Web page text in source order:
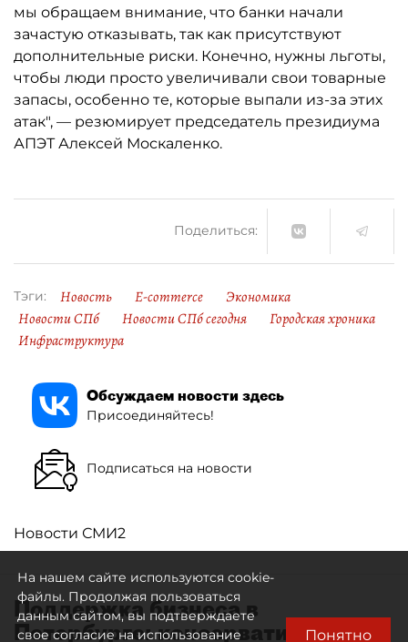
мы обращаем внимание, что банки начали
зачастую отказывать, так как присутствуют
дополнительные риски. Конечно, нужны льготы,
чтобы люди просто увеличивали свои товарные
запасы, особенно те, которые выпали из-за этих
атак", — резюмирует председатель президиума
АПЭТ Алексей Москаленко.
Поделиться:
Тэги: Новость E-commerce
Экономика
Новости СПб
Новости СПб сегодня
Городская хроника
Инфраструктура
Обсуждаем новости здесь
Присоединяйтесь!
Подписаться на новости
Новости СМИ2
Поддержка бизнеса в
Петербурге: консервативный
На нашем сайте используются cookie-
файлы. Продолжая пользоваться
данным сайтом, вы подтверждаете
свое согласие на использование
Понятно